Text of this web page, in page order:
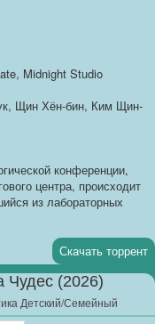
Midnight Studio
Щин Хён-бин, Ким Щин-
конференции,
центра, происходит
из лабораторных
Скачать торрент
Чудес (2026)
Детский/Семейный